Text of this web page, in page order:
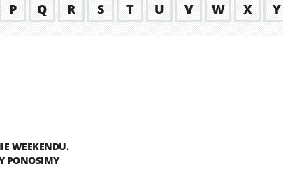
P Q R S T U V W X Y
WEEKENDU.
PONOSIMY